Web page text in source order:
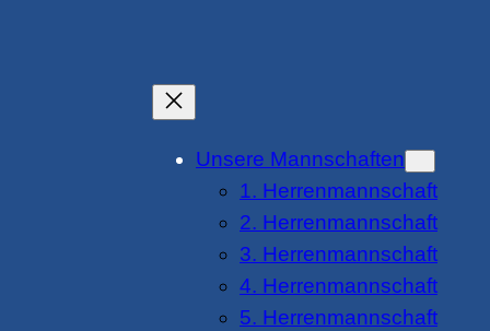
Unsere Mannschaften
1. Herrenmannschaft
2. Herrenmannschaft
3. Herrenmannschaft
4. Herrenmannschaft
5. Herrenmannschaft